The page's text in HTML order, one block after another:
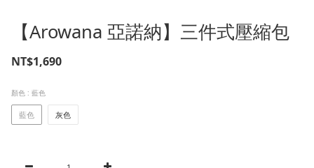
【Arowana 亞諾納】三件式壓縮包
NT$1,690
顏色 : 藍色
藍色 灰色